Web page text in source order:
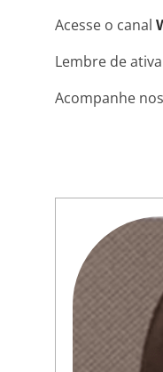
Acesse o canal
Lembre de
Acompanhe